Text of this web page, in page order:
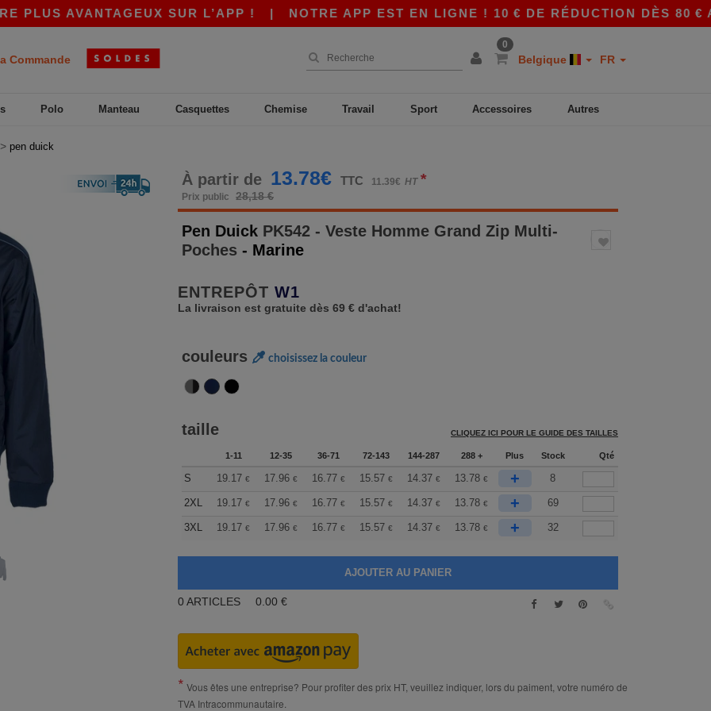
AVANTAGEUX SUR L’APP !|NOTRE APP EST EN LIGNE ! 10 € DE RÉDUCTION DÈS 80 €
Commande
0
Belgique FR
Polo Manteau Casquettes Chemise Travail Sport Accessoires Autres
> pen duick
À partir de 13.78€ TTC 11.39€ HT *
Prix public 28,18 €
Pen Duick PK542 - Veste Homme Grand Zip Multi-
Poches - Marine
ENTREPÔT W1
La livraison est gratuite dès 69 € d'achat!
couleurs choisissez la couleur
taille CLIQUEZ ICI POUR LE GUIDE DES TAILLES
1-11 12-35 36-71 72-143 144-287 288 + Plus Stock Qté
S 19.17 € 17.96 € 16.77 € 15.57 € 14.37 € 13.78 € + 8
2XL 19.17 € 17.96 € 16.77 € 15.57 € 14.37 € 13.78 € + 69
3XL 19.17 € 17.96 € 16.77 € 15.57 € 14.37 € 13.78 € + 32
0 ARTICLES 0.00 €
Vous êtes une entreprise? Pour profiter des prix HT, veuillez indiquer, lors du paiment, votre numéro de
TVA Intracommunautaire.